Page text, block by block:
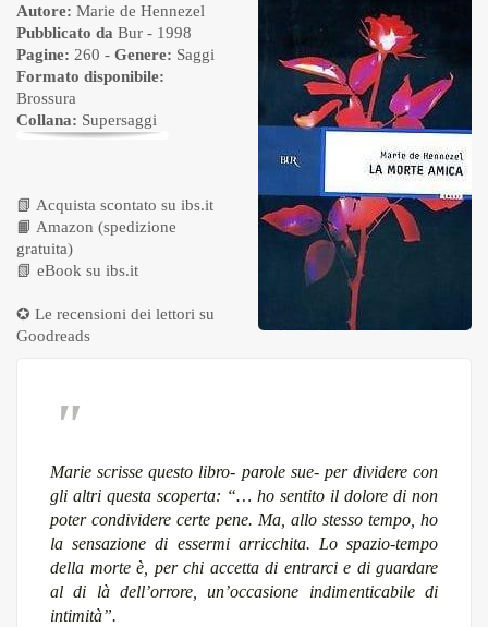
Autore: Marie de Hennezel
Pubblicato da Bur - 1998
Pagine: 260 - Genere: Saggi
Formato disponibile:
Brossura
Collana: Supersaggi
📗 Acquista scontato su ibs.it
📙 Amazon (spedizione
gratuita)
📗 eBook su ibs.it
✪ Le recensioni dei lettori su
Goodreads
Marie scrisse questo libro- parole sue- per dividere con
gli altri questa scoperta: “… ho sentito il dolore di non
poter condividere certe pene. Ma, allo stesso tempo, ho
la sensazione di essermi arricchita. Lo spazio-tempo
della morte è, per chi accetta di entrarci e di guardare
al di là dell’orrore, un’occasione indimenticabile di
intimità”.